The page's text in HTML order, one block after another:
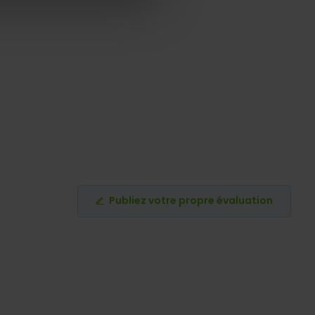
Publiez votre propre évaluation